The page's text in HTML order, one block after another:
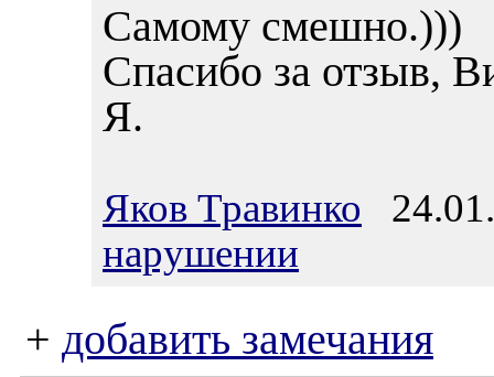
Самому смешно.)))
Спасибо за отзыв,
Я.
Яков Травинко
нарушении
+ добавить замечания